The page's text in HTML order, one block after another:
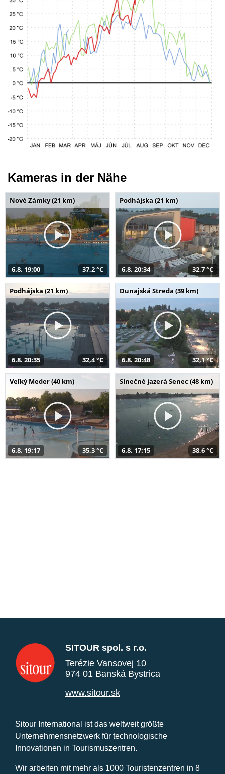
Kameras in der Nähe
Nové Zámky (21 km)
6.8. 19:00 37,2 °C
Podhájska (21 km)
6.8. 20:34 32,7 °C
Podhájska (21 km)
6.8. 20:35 32,4 °C
Dunajská Streda (39 km)
6.8. 20:48 32,1 °C
Veľký Meder (40 km)
6.8. 19:17 35,3 °C
Slnečné jazerá Senec (48 km)
6.8. 17:15 38,6 °C
SITOUR spol. s r.o.
Terézie Vansovej 10
974 01 Banská Bystrica
www.sitour.sk
Sitour International ist das weltweit größte
Unternehmensnetzwerk für technologische
Innovationen in Tourismuszentren.
Wir arbeiten mit mehr als 1000 Touristenzentren in 8